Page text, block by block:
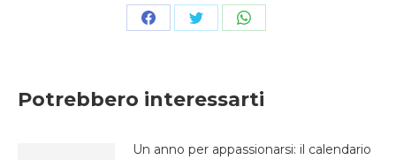
CondividiCondividiCondividi
Potrebbero interessarti
Un anno per appassionarsi: il calendario